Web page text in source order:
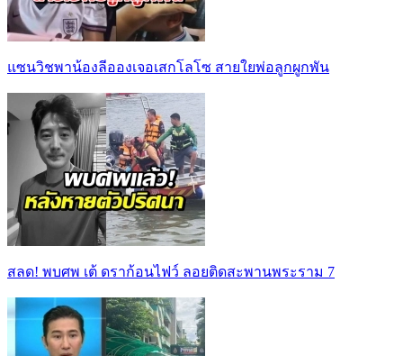
แซนวิชพาน้องลีอองเจอเสกโลโซ สายใยพ่อลูกผูกพัน
สลด! พบศพ เต้ ดราก้อนไฟว์ ลอยติดสะพานพระราม 7